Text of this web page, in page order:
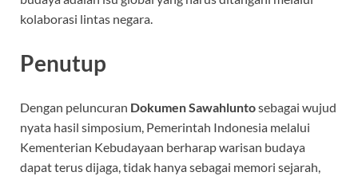
kolaborasi lintas negara.
Penutup
Dengan peluncuran Dokumen Sawahluntosebagai wujud
nyata hasil simposium, Pemerintah Indonesia melalui
Kementerian Kebudayaan berharap warisan budaya
dapat terus dijaga, tidak hanya sebagai memori sejarah,